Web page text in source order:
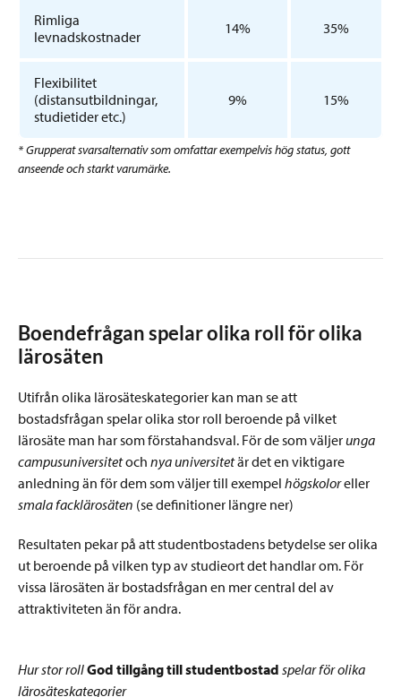
Rimliga
levnadskostnader
14% 35%
Flexibilitet
(distansutbildningar,
studietider etc.)
9% 15%
* Grupperat svarsalternativ som omfattar exempelvis hög status, gott
anseende och starkt varumärke.
Boendefrågan spelar olika roll för olika
lärosäten
Utifrån olika lärosäteskategorier kan man se att
bostadsfrågan spelar olika stor roll beroende på vilket
lärosäte man har som förstahandsval. För de som väljerunga
campusuniversitetoch nya universitetär det en viktigare
anledning än för dem som väljer till exempel högskoloreller
smala facklärosäten (se definitioner längre ner)
Resultaten pekar på att studentbostadens betydelse ser olika
ut beroende på vilken typ av studieort det handlar om. För
vissa lärosäten är bostadsfrågan en mer central del av
attraktiviteten än för andra.
Hur stor rollGod tillgång till studentbostad spelar för olika
lärosäteskategorier